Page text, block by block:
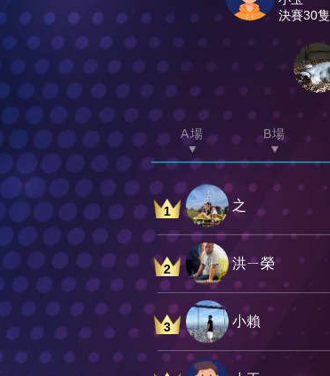
決賽30隻
A場 B場
1 之
2 洪ㄧ榮
3 小賴